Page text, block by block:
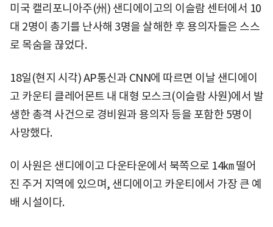
미국 캘리포니아주(州) 샌디에이고의 이슬람 센터에서 10
대 2명이 총기를 난사해 3명을 살해한 후 용의자들은 스스
로 목숨을 끊었다.
18일(현지 시각) AP통신과 CNN에 따르면 이날 샌디에이
고 카운티 클레어몬트 내 대형 모스크(이슬람 사원)에서 발
생한 총격 사건으로 경비원과 용의자 등을 포함한 5명이
사망했다.
이 사원은 샌디에이고 다운타운에서 북쪽으로 14㎞ 떨어
진 주거 지역에 있으며, 샌디에이고 카운티에서 가장 큰 예
배 시설이다.